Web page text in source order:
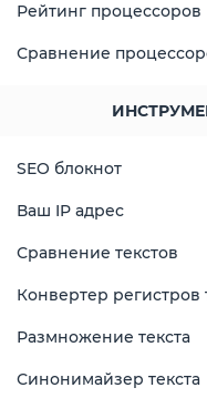
Рейтинг процессоров
Сравнение
SEO блокнот
Ваш IP адрес
Сравнение текстов
Конвертер регистров
Размножение текста
Синонимайзер текста
Поиск
Сравнение
против
в